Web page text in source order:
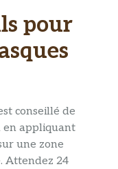
pour
conseillé de
en appliquant
une zone
Attendez 24